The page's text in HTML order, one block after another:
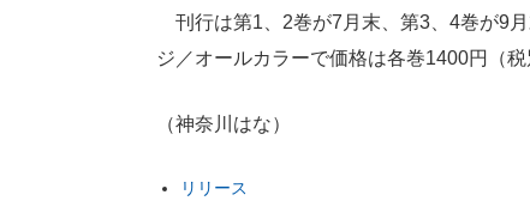
刊行は第1、2巻が7月末、第3、4巻が9
ジ／オールカラーで価格は各巻1400円（税
（神奈川はな）
リリース